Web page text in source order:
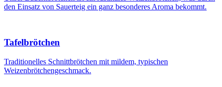
den Einsatz von Sauerteig ein ganz besonderes Aroma bekommt.
Tafelbrötchen
Traditionelles Schnittbrötchen mit mildem, typischen
Weizenbrötchengeschmack.